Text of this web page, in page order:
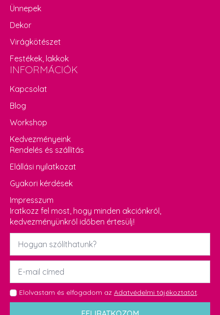
Ünnepek
Dekor
Virágkötészet
Festékek, lakkok
INFORMÁCIÓK
Kapcsolat
Blog
Workshop
Kedvezményeink
Rendelés és szállítás
Elállási nyilatkozat
Gyakori kérdések
Impresszum
Iratkozz fel most, hogy minden akciónkról,
kedvezményünkről időben értesülj!
Név
Email
GDPR
*
Elolvastam és elfogadom az Adatvédelmi tájékoztatót.